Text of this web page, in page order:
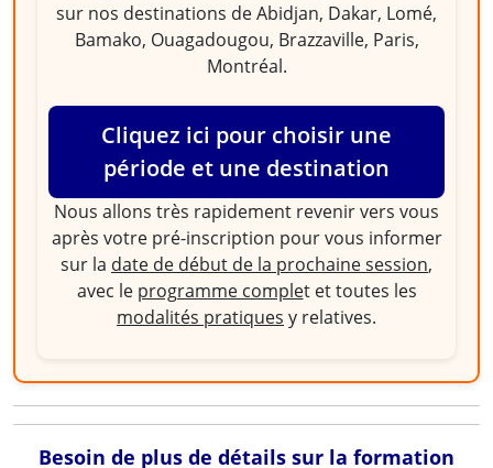
sur nos destinations de Abidjan, Dakar, Lomé,
Bamako, Ouagadougou, Brazzaville, Paris,
Montréal.
Cliquez ici pour choisir une
période et une destination
Nous allons très rapidement revenir vers vous
après votre pré-inscription pour vous informer
sur la date de début de la prochaine session,
avec le programme complet et toutes les
modalités pratiques y relatives.
Besoin de plus de détails sur la formation